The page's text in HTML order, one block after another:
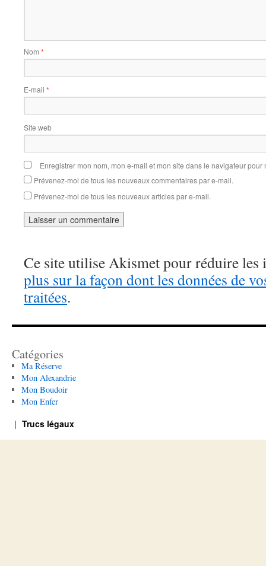
Nom *
E-mail *
Site web
Enregistrer mon nom, mon e-mail et mon site dans le navigateur
Prévenez-moi de tous les nouveaux commentaires par e-mail.
Prévenez-moi de tous les nouveaux articles par e-mail.
Ce site utilise Akismet pour réduire les
plus sur la façon dont les données de
traitées.
Catégories
Ma Réserve
Mon Alexandrie
Mon Boudoir
Mon Enfer
Trucs légaux